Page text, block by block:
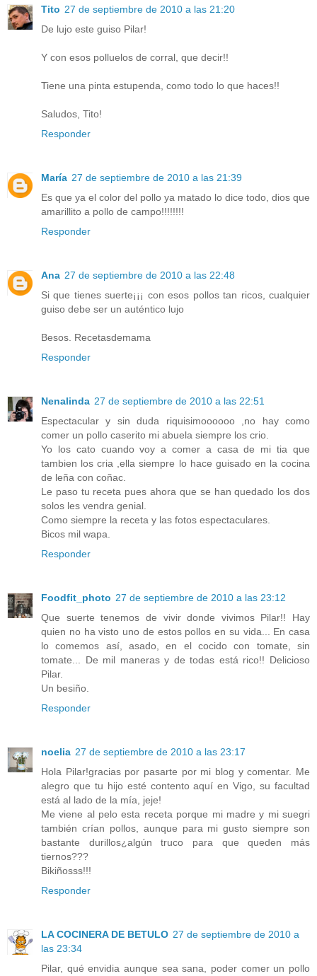
Tito 27 de septiembre de 2010 a las 21:20
De lujo este guiso Pilar!
Y con esos polluelos de corral, que decir!!
Tiene una pinta estupenda, como todo lo que haces!!
Saludos, Tito!
Responder
María 27 de septiembre de 2010 a las 21:39
Es que ya el color del pollo ya matado lo dice todo, dios que
amarillito a pollo de campo!!!!!!!!
Responder
Ana 27 de septiembre de 2010 a las 22:48
Si que tienes suerte¡¡¡ con esos pollos tan ricos, cualquier
guiso debe ser un auténtico lujo
Besos. Recetasdemama
Responder
Nenalinda 27 de septiembre de 2010 a las 22:51
Espectacular y sin duda riquisimoooooo ,no hay como
comer un pollo caserito mi abuela siempre los crio.
Yo los cato cuando voy a comer a casa de mi tia que
tambien los cria ,ella siempre lo hace guisado en la cocina
de leña con coñac.
Le paso tu receta pues ahora que se han quedado los dos
solos les vendra genial.
Como siempre la receta y las fotos espectaculares.
Bicos mil wapa.
Responder
Foodfit_photo 27 de septiembre de 2010 a las 23:12
Que suerte tenemos de vivir donde vivimos Pilar!! Hay
quien no ha visto uno de estos pollos en su vida... En casa
lo comemos así, asado, en el cocido con tomate, sin
tomate... De mil maneras y de todas está rico!! Delicioso
Pilar.
Un besiño.
Responder
noelia 27 de septiembre de 2010 a las 23:17
Hola Pilar!gracias por pasarte por mi blog y comentar. Me
alegro que tu hijo esté contento aquí en Vigo, su facultad
está al lado de la mía, jeje!
Me viene al pelo esta receta porque mi madre y mi suegri
también crían pollos, aunque para mi gusto siempre son
bastante durillos¿algún truco para que queden más
tiernos???
Bikiñosss!!!
Responder
LA COCINERA DE BETULO 27 de septiembre de 2010 a
las 23:34
Pilar, qué envidia aunque sea sana, poder comer un pollo